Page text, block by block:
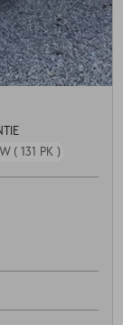
( 131 PK )